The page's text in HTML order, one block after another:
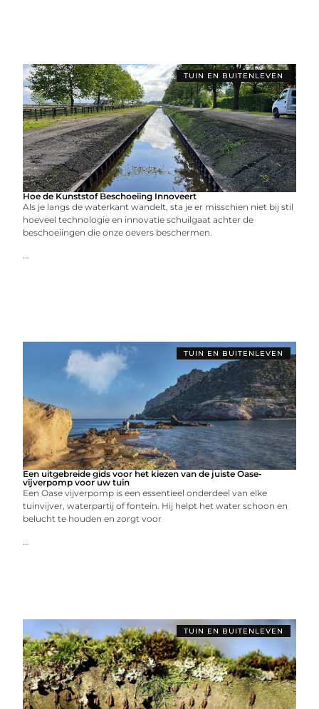
TUIN EN BUITENLEVEN
Hoe de Kunststof Beschoeiing Innoveert
Als je langs de waterkant wandelt, sta je er misschien niet bij stil
hoeveel technologie en innovatie schuilgaat achter de
beschoeiingen die onze oevers beschermen.
...
TUIN EN BUITENLEVEN
Een uitgebreide gids voor het kiezen van de juiste Oase-
vijverpomp voor uw tuin
Een Oase vijverpomp is een essentieel onderdeel van elke
tuinvijver, waterpartij of fontein. Hij helpt het water schoon en
belucht te houden en zorgt voor
...
TUIN EN BUITENLEVEN